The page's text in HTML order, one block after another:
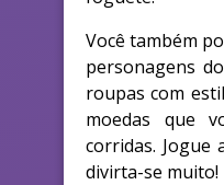
Você também
personagens
roupas com
moedas que
corridas. Jogue
divirta-se muito!